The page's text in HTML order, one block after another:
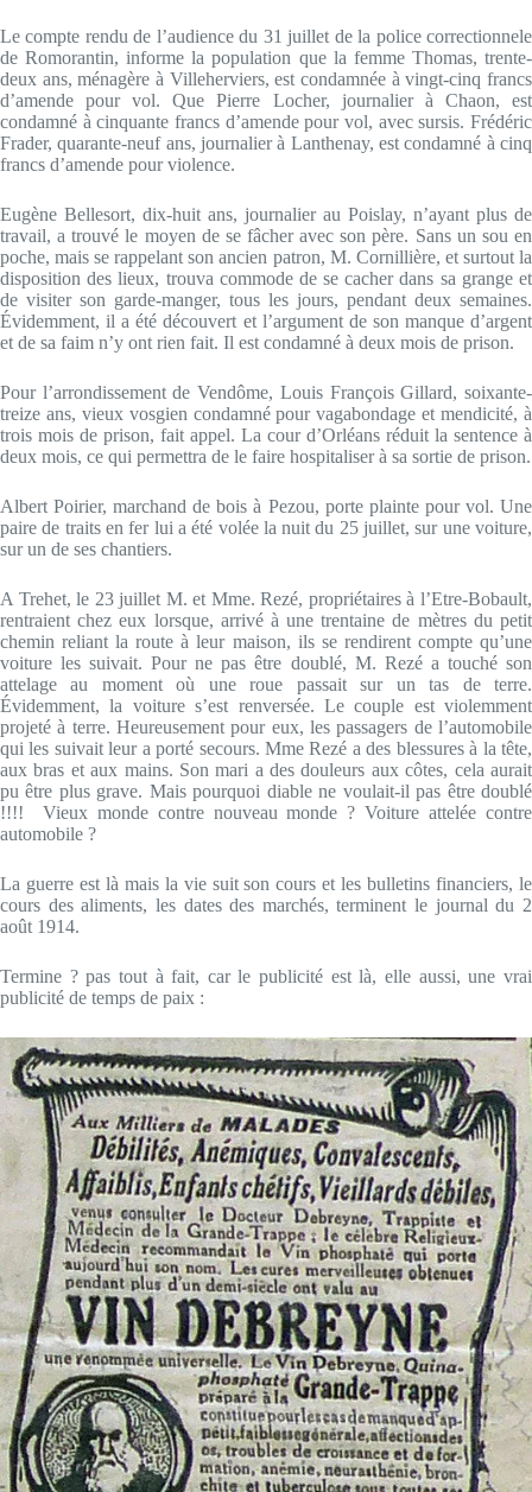
Le compte rendu de l’audience du 31 juillet de la police correctionnele
de Romorantin, informe la population que la femme Thomas, trente-
deux ans, ménagère à Villeherviers, est condamnée à vingt-cinq francs
d’amende pour vol. Que Pierre Locher, journalier à Chaon, est
condamné à cinquante francs d’amende pour vol, avec sursis. Frédéric
Frader, quarante-neuf ans, journalier à Lanthenay, est condamné à cinq
francs d’amende pour violence.
Eugène Bellesort, dix-huit ans, journalier au Poislay, n’ayant plus de
travail, a trouvé le moyen de se fâcher avec son père. Sans un sou en
poche, mais se rappelant son ancien patron, M. Cornillière, et surtout la
disposition des lieux, trouva commode de se cacher dans sa grange et
de visiter son garde-manger, tous les jours, pendant deux semaines.
Évidemment, il a été découvert et l’argument de son manque d’argent
et de sa faim n’y ont rien fait. Il est condamné à deux mois de prison.
Pour l’arrondissement de Vendôme, Louis François Gillard, soixante-
treize ans, vieux vosgien condamné pour vagabondage et mendicité, à
trois mois de prison, fait appel. La cour d’Orléans réduit la sentence à
deux mois, ce qui permettra de le faire hospitaliser à sa sortie de prison.
Albert Poirier, marchand de bois à Pezou, porte plainte pour vol. Une
paire de traits en fer lui a été volée la nuit du 25 juillet, sur une voiture,
sur un de ses chantiers.
A Trehet, le 23 juillet M. et Mme. Rezé, propriétaires à l’Etre-Bobault,
rentraient chez eux lorsque, arrivé à une trentaine de mètres du petit
chemin reliant la route à leur maison, ils se rendirent compte qu’une
voiture les suivait. Pour ne pas être doublé, M. Rezé a touché son
attelage au moment où une roue passait sur un tas de terre.
Évidemment, la voiture s’est renversée. Le couple est violemment
projeté à terre. Heureusement pour eux, les passagers de l’automobile
qui les suivait leur a porté secours. Mme Rezé a des blessures à la tête,
aux bras et aux mains. Son mari a des douleurs aux côtes, cela aurait
pu être plus grave. Mais pourquoi diable ne voulait-il pas être doublé
!!!! Vieux monde contre nouveau monde ? Voiture attelée contre
automobile ?
La guerre est là mais la vie suit son cours et les bulletins financiers, le
cours des aliments, les dates des marchés, terminent le journal du 2
août 1914.
Termine ? pas tout à fait, car le publicité est là, elle aussi, une vrai
publicité de temps de paix :